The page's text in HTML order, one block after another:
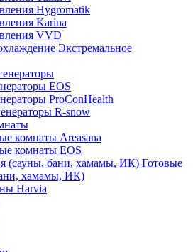
Hygromatik
Karina
VVD
Экстремальное
EOS
ProConHealth
R-snow
комнаты Areasana
комнаты EOS
Готовые
хамамы, ИК)
Harvia